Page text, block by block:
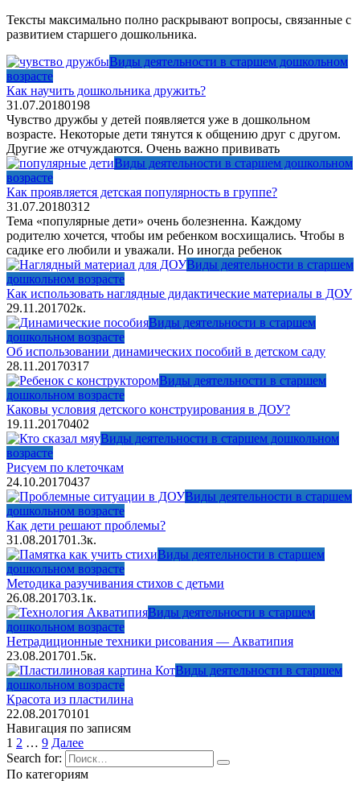
Тексты максимально полно раскрывают вопросы, связанные с
развитием старшего дошкольника.
Виды деятельности в старшем дошкольном
возрасте
Как научить дошкольника дружить?
31.07.20180198
Чувство дружбы у детей появляется уже в дошкольном
возрасте. Некоторые дети тянутся к общению друг с другом.
Другие же отчуждаются. Очень важно прививать
Виды деятельности в старшем дошкольном
возрасте
Как проявляется детская популярность в группе?
31.07.20180312
Тема «популярные дети» очень болезненна. Каждому
родителю хочется, чтобы им ребенком восхищались. Чтобы в
садике его любили и уважали. Но иногда ребенок
Виды деятельности в старшем
дошкольном возрасте
Как использовать наглядные дидактические материалы в ДОУ
29.11.201702к.
Виды деятельности в старшем
дошкольном возрасте
Об использовании динамических пособий в детском саду
28.11.20170317
Виды деятельности в старшем
дошкольном возрасте
Каковы условия детского конструирования в ДОУ?
19.11.20170402
Виды деятельности в старшем дошкольном
возрасте
Рисуем по клеточкам
24.10.20170437
Виды деятельности в старшем
дошкольном возрасте
Как дети решают проблемы?
31.08.201701.3к.
Виды деятельности в старшем
дошкольном возрасте
Методика разучивания стихов с детьми
26.08.201703.1к.
Виды деятельности в старшем
дошкольном возрасте
Нетрадиционные техники рисования — Акватипия
23.08.201701.5к.
Виды деятельности в старшем
дошкольном возрасте
Красота из пластилина
22.08.20170101
Навигация по записям
1 2 … 9 Далее
Search for:
По категориям